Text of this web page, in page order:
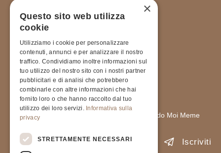
ISCRIVITI ALLA NOSTRA
NEWSLETTER
Rimani sempre aggiornato sulle novità del mondo Moi Meme
Iscriviti
×
Questo sito web utilizza
cookie
Utilizziamo i cookie per personalizzare
contenuti, annunci e per analizzare il nostro
traffico. Condividiamo inoltre informazioni sul
tuo utilizzo del nostro sito con i nostri partner
pubblicitari e di analisi che potrebbero
combinarle con altre informazioni che hai
fornito loro o che hanno raccolto dal tuo
utilizzo dei loro servizi. Informativa sulla
privacy
STRETTAMENTE NECESSARI